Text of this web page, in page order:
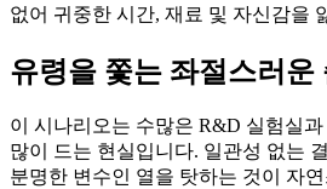
없어 귀중한 시간, 재료 및 자신감을
유령을 쫓는 좌절스러운
이 시나리오는 수많은 R&D 실험실과
많이 드는 현실입니다. 일관성 없는
분명한 변수인 열을 탓하는 것이 자